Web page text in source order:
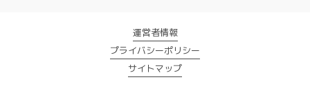
運営者情報
プライバシーポリシー
サイトマップ